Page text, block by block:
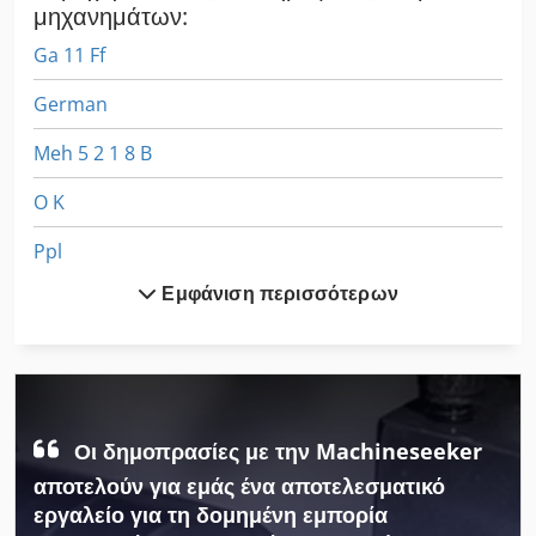
μηχανημάτων:
Ga 11 Ff
German
Meh 5 2 1 8 B
O K
Ppl
Άνω Εμβόλου Τύπου
Αρχίζει Με Στοίβα
Βρείτε
Εμφάνιση περισσότερων
Οι δημοπρασίες με την Machineseeker
αποτελούν για εμάς ένα αποτελεσματικό
εργαλείο για τη δομημένη εμπορία